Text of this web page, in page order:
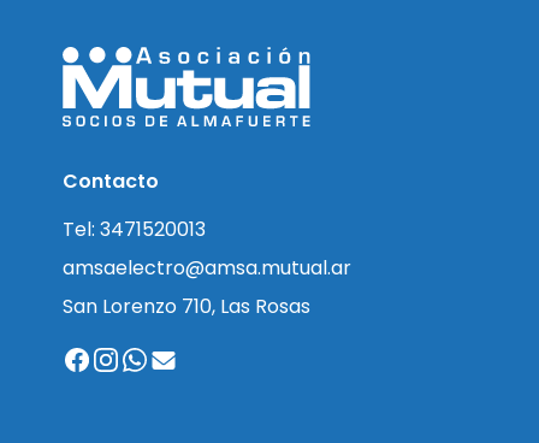
Contacto
Tel: 3471520013
amsaelectro@amsa.mutual.ar
San Lorenzo 710, Las Rosas